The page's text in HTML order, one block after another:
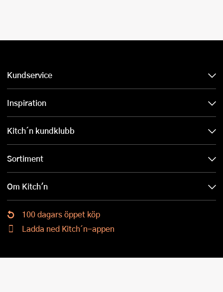
Kundservice
Inspiration
Kitch´n kundklubb
Sortiment
Om Kitch'n
100 dagars öppet köp
Ladda ned Kitch´n-appen